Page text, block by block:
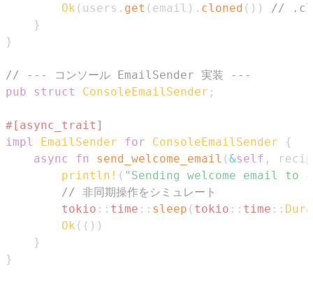
Ok ( users . get ( email ) . cloned ( ) )
//
}
}
// --- コンソール EmailSender 実装 ---
pub
struct ConsoleEmailSender ;
#[async_trait]
impl
EmailSender for ConsoleEmailSender
{
async
fn send_welcome_email (&self ,
println! ( "Sending welcome email
// 非同期操作をシミュレート
tokio :: time :: sleep ( tokio :: time ::
Ok ( ( ) )
}
}